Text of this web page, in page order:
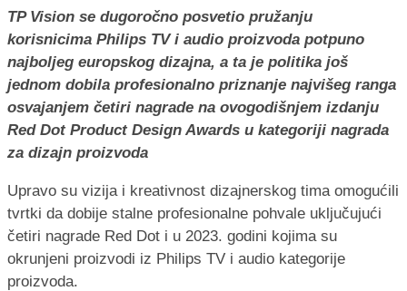
TP Vision se dugoročno posvetio pružanju
korisnicima Philips TV i audio proizvoda potpuno
najboljeg europskog dizajna, a ta je politika još
jednom dobila profesionalno priznanje najvišeg ranga
osvajanjem četiri nagrade na ovogodišnjem izdanju
Red Dot Product Design Awards u kategoriji nagrada
za dizajn proizvoda
Upravo su vizija i kreativnost dizajnerskog tima omogućili
tvrtki da dobije stalne profesionalne pohvale uključujući
četiri nagrade Red Dot i u 2023. godini kojima su
okrunjeni proizvodi iz Philips TV i audio kategorije
proizvoda.